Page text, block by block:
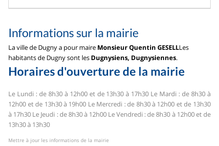
Informations sur la mairie
La ville de Dugny a pour maire Monsieur Quentin GESELLLes
habitants de Dugny sont les Dugnysiens, Dugnysiennes.
Horaires d'ouverture de la mairie
Le Lundi : de 8h30 à 12h00 et de 13h30 à 17h30 Le Mardi : de 8h30 à
12h00 et de 13h30 à 19h00 Le Mercredi : de 8h30 à 12h00 et de 13h30
à 17h30 Le Jeudi : de 8h30 à 12h00Le Vendredi : de 8h30 à 12h00 et de
13h30 à 13h30
Mettre à jour les informations de la mairie